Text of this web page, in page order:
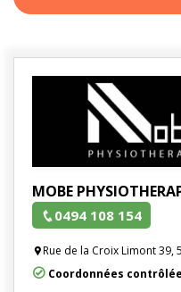
MOBE
0494 108 154
Rue de la Croix Limont 39,
Coordonnées